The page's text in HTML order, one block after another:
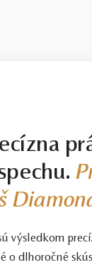
výsledkom
o dlhoročné